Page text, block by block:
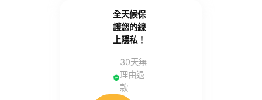
全天候保
護您的線
上隱私！
30天無
理由退
款